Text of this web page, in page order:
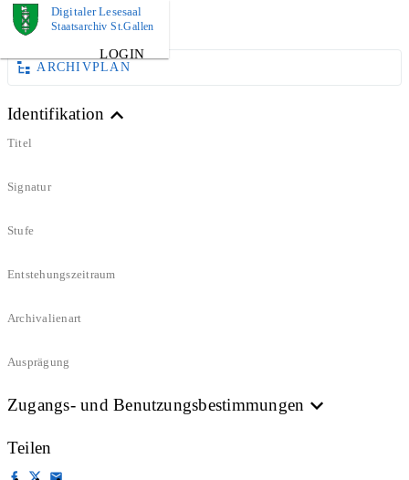
Digitaler Lesesaal
Staatsarchiv St.Gallen
LOGIN
DOKUMENT
ARCHIVPLAN
Identifikation
Titel
Signatur
Stufe
Entstehungszeitraum
Archivalienart
Ausprägung
Zugangs- und Benutzungsbestimmungen
Teilen